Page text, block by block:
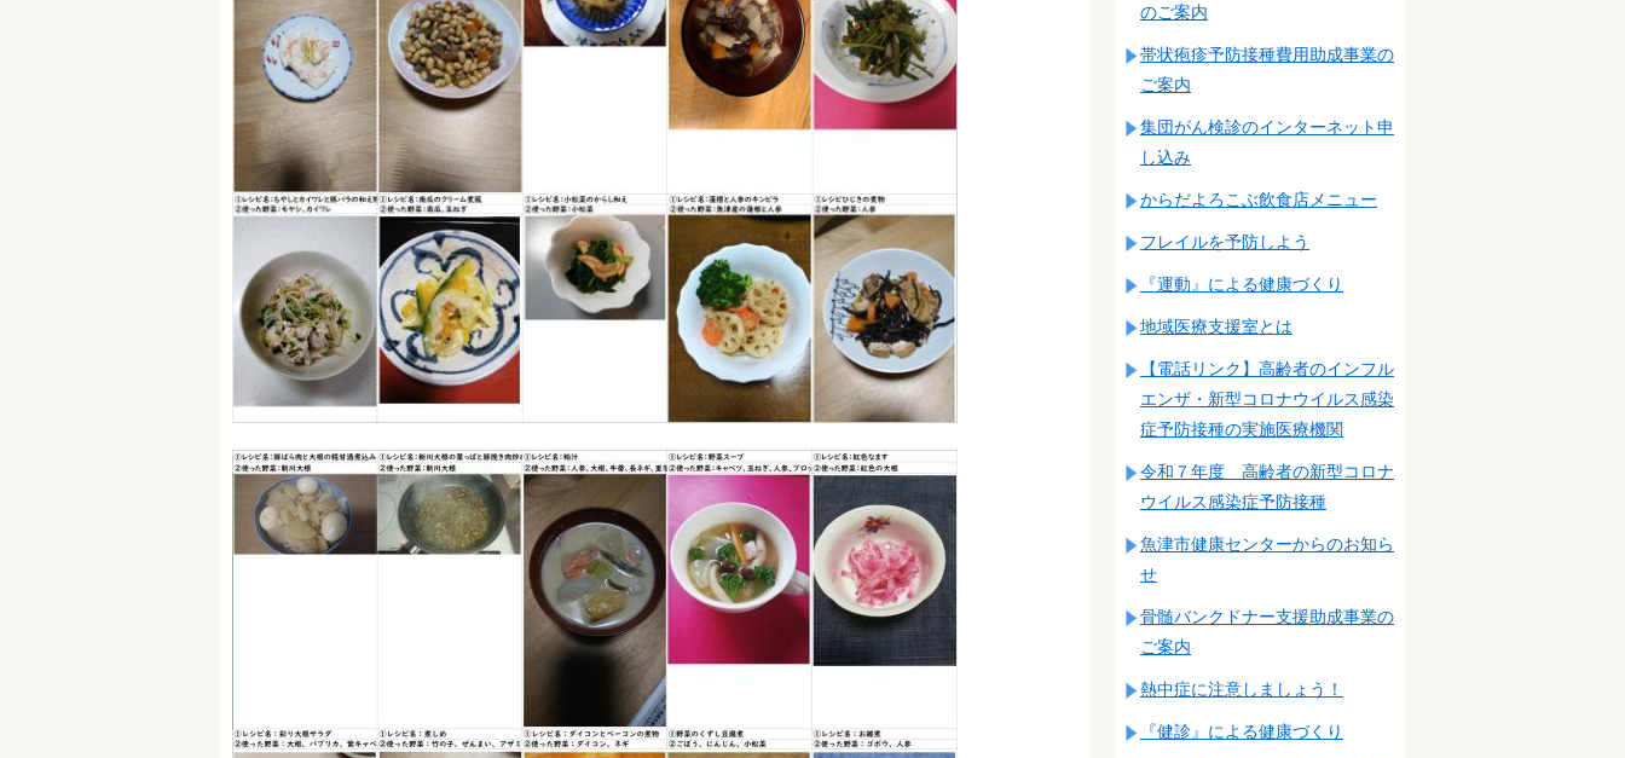
のご案内
帯状疱疹予防接種費用助成事業の
ご案内
集団がん検診のインターネット申
し込み
からだよろこぶ飲食店メニュー
フレイルを予防しよう
『運動』による健康づくり
地域医療支援室とは
【電話リンク】高齢者のインフル
エンザ・新型コロナウイルス感染
症予防接種の実施医療機関
令和７年度 高齢者の新型コロナ
ウイルス感染症予防接種
魚津市健康センターからのお知ら
せ
骨髄バンクドナー支援助成事業の
ご案内
熱中症に注意しましょう！
『健診』による健康づくり